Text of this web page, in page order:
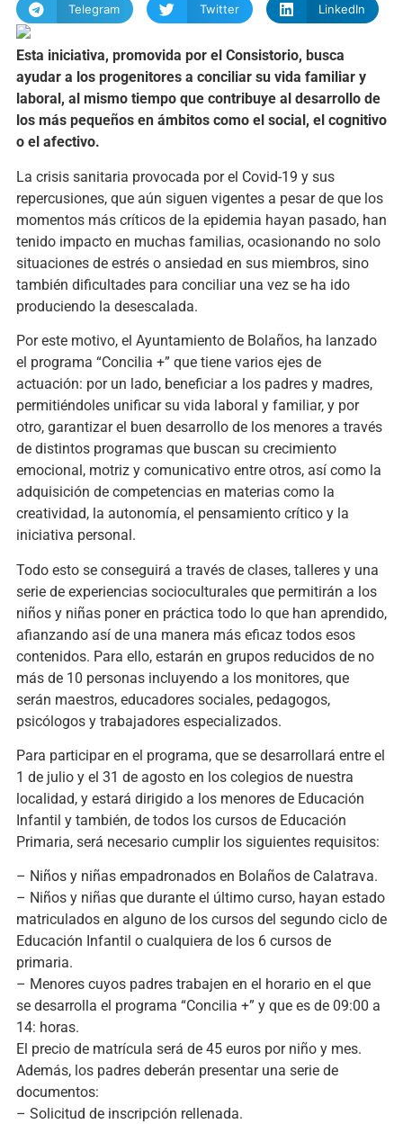
Telegram Twitter LinkedIn
Esta iniciativa, promovida por el Consistorio, busca
ayudar a los progenitores a conciliar su vida familiar y
laboral, al mismo tiempo que contribuye al desarrollo de
los más pequeños en ámbitos como el social, el cognitivo
o el afectivo.
La crisis sanitaria provocada por el Covid-19 y sus
repercusiones, que aún siguen vigentes a pesar de que los
momentos más críticos de la epidemia hayan pasado, han
tenido impacto en muchas familias, ocasionando no solo
situaciones de estrés o ansiedad en sus miembros, sino
también dificultades para conciliar una vez se ha ido
produciendo la desescalada.
Por este motivo, el Ayuntamiento de Bolaños, ha lanzado
el programa “Concilia +” que tiene varios ejes de
actuación: por un lado, beneficiar a los padres y madres,
permitiéndoles unificar su vida laboral y familiar, y por
otro, garantizar el buen desarrollo de los menores a través
de distintos programas que buscan su crecimiento
emocional, motriz y comunicativo entre otros, así como la
adquisición de competencias en materias como la
creatividad, la autonomía, el pensamiento crítico y la
iniciativa personal.
Todo esto se conseguirá a través de clases, talleres y una
serie de experiencias socioculturales que permitirán a los
niños y niñas poner en práctica todo lo que han aprendido,
afianzando así de una manera más eficaz todos esos
contenidos. Para ello, estarán en grupos reducidos de no
más de 10 personas incluyendo a los monitores, que
serán maestros, educadores sociales, pedagogos,
psicólogos y trabajadores especializados.
Para participar en el programa, que se desarrollará entre el
1 de julio y el 31 de agosto en los colegios de nuestra
localidad, y estará dirigido a los menores de Educación
Infantil y también, de todos los cursos de Educación
Primaria, será necesario cumplir los siguientes requisitos:
– Niños y niñas empadronados en Bolaños de Calatrava.
– Niños y niñas que durante el último curso, hayan estado
matriculados en alguno de los cursos del segundo ciclo de
Educación Infantil o cualquiera de los 6 cursos de
primaria.
– Menores cuyos padres trabajen en el horario en el que
se desarrolla el programa “Concilia +” y que es de 09:00 a
14: horas.
El precio de matrícula será de 45 euros por niño y mes.
Además, los padres deberán presentar una serie de
documentos:
– Solicitud de inscripción rellenada.